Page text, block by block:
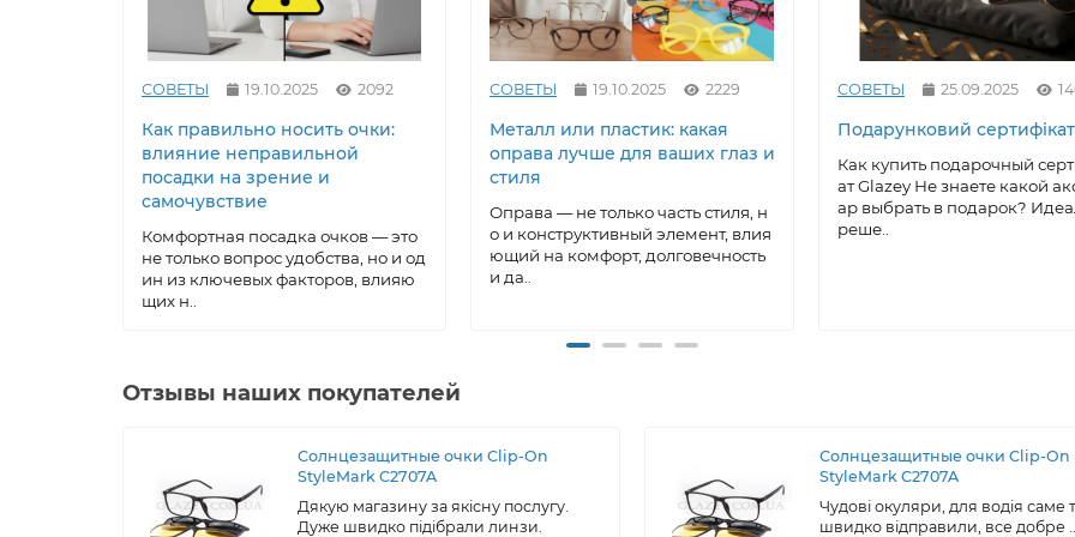
СОВЕТЫ 19.10.2025 2092
Как правильно носить очки:
влияние неправильной
посадки на зрение и
самочувствие
Комфортная посадка очков — это
не только вопрос удобства, но и од
ин из ключевых факторов, влияю
щих н..
СОВЕТЫ 19.10.2025 2229
Металл или пластик: какая
оправа лучше для ваших глаз и
стиля
Оправа — не только часть стиля, н
о и конструктивный элемент, влия
ющий на комфорт, долговечность
и да..
СОВЕТЫ 25.09.2025
Подарунковий сертифікат
Как купить подарочный
ат Glazey Не знаете какой
ар выбрать в подарок?
реше..
Отзывы наших покупателей
Солнцезащитные очки Clip-On
StyleMark C2707A
Дякую магазину за якісну послугу.
Дуже швидко підібрали линзи.
Солнцезащитные очки Clip-On
StyleMark C2707A
Чудові окуляри, для водія саме
швидко відправили, все добре ..